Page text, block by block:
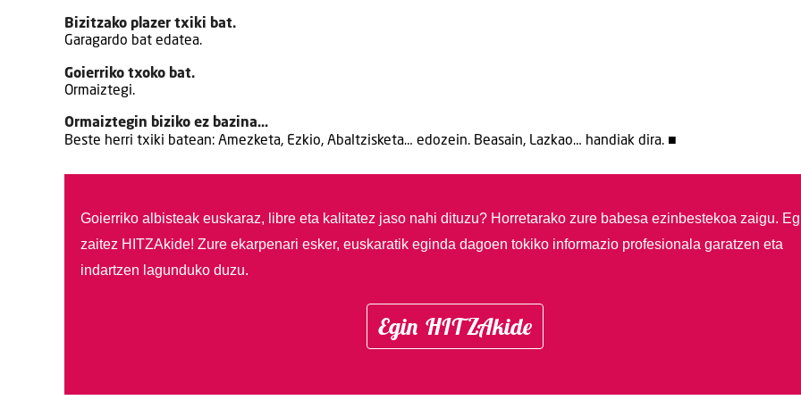
Bizitzako plazer txiki bat.
Garagardo bat edatea.
Goierriko txoko bat.
Ormaiztegi.
Ormaiztegin biziko ez bazina…
Beste herri txiki batean: Amezketa, Ezkio, Abaltzisketa… edozein. Beasain, Lazkao… handiak dira. ■
Goierriko albisteak euskaraz, libre eta kalitatez jaso nahi dituzu? Horretarako zure babesa ezinbestekoa zaigu.
zaitez HITZAkide! Zure ekarpenari esker, euskaratik eginda dagoen tokiko informazio profesionala garatzen eta
indartzen lagunduko duzu.
Egin HITZAkide